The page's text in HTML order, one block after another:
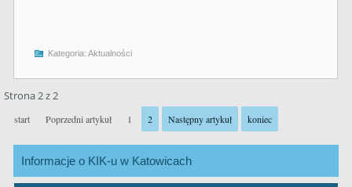
Kategoria:Aktualności
Strona 2 z 2
start Poprzedni artykuł 1 2 Następny artykuł koniec
Informacje o KIK-u w Katowicach